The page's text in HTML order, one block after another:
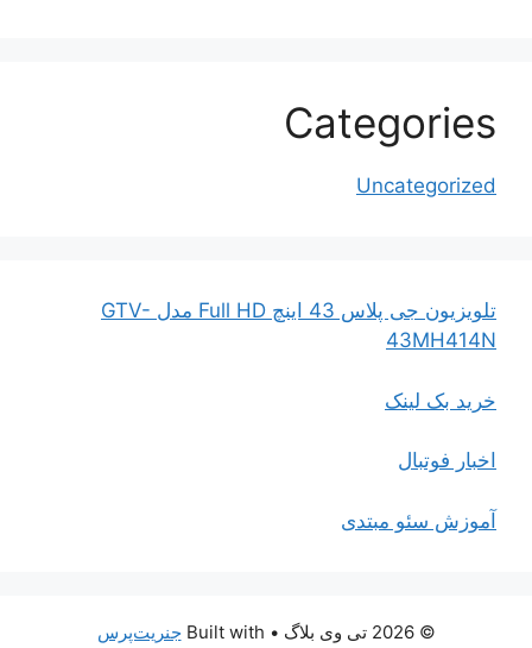
Categories
Uncategorized
تلویزیون جی پلاس 43 اینچ Full HD مدل GTV-
43MH414N
خرید بک لینک
اخبار فوتبال
آموزش سئو مبتدی
© 2026 تی وی بلاگ • Built with جنریت‌پرس